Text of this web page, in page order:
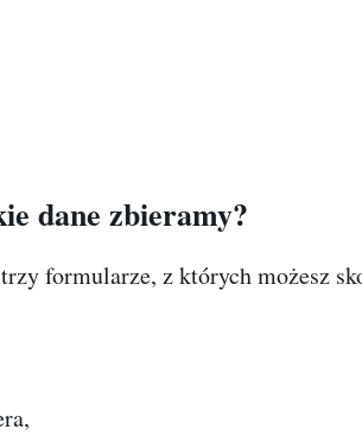
dane zbieramy?
formularze, z których możesz